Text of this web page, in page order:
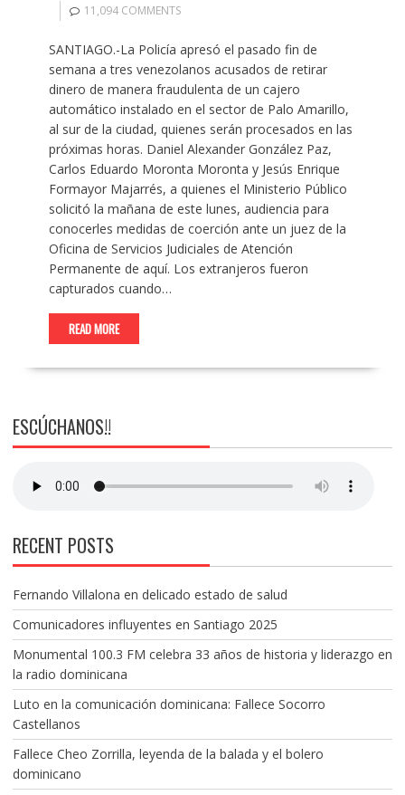
11,094 COMMENTS
SANTIAGO.-La Policía apresó el pasado fin de
semana a tres venezolanos acusados de retirar
dinero de manera fraudulenta de un cajero
automático instalado en el sector de Palo Amarillo,
al sur de la ciudad, quienes serán procesados en las
próximas horas. Daniel Alexander González Paz,
Carlos Eduardo Moronta Moronta y Jesús Enrique
Formayor Majarrés, a quienes el Ministerio Público
solicitó la mañana de este lunes, audiencia para
conocerles medidas de coerción ante un juez de la
Oficina de Servicios Judiciales de Atención
Permanente de aquí. Los extranjeros fueron
capturados cuando…
READ MORE
ESCÚCHANOS!!
RECENT POSTS
Fernando Villalona en delicado estado de salud
Comunicadores influyentes en Santiago 2025
Monumental 100.3 FM celebra 33 años de historia y liderazgo en
la radio dominicana
Luto en la comunicación dominicana: Fallece Socorro
Castellanos
Fallece Cheo Zorrilla, leyenda de la balada y el bolero
dominicano